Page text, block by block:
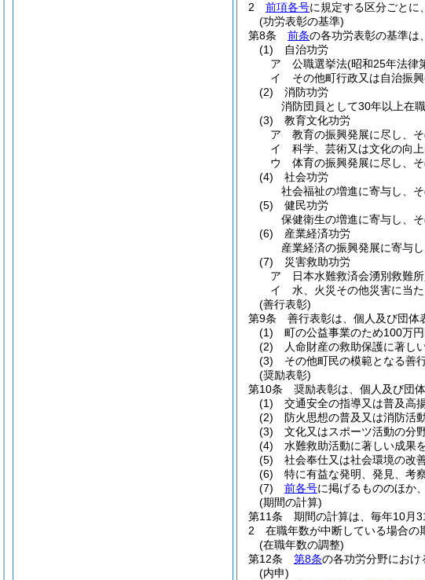
2
前項各号に規定する区分ごとに
(功労表彰の基準)
第8条
前条の各功労表彰の基準は
(1)
自治功労
ア
公職選挙法(昭和25年法律
イ
その他町行政又は自治振
(2)
消防功労
消防団員として30年以上在
(3)
教育文化功労
ア
教育の振興発展に尽し、
イ
科学、芸術又は文化の向
ウ
体育の振興発展に尽し、
(4)
社会功労
社会福祉の増進に寄与し、
(5)
健民功労
保健衛生の増進に寄与し、
(6)
産業経済功労
産業経済の振興発展に寄与
(7)
災害救助功労
ア
日本水難救済会湧別救難
イ
水、火災その他災害に当
(善行表彰)
第9条
善行表彰は、個人及び団体
(1)
町の公益事業のため100万
(2)
人命財産の救助保護に著し
(3)
その他町民の模範となる善
(奨励表彰)
第10条
奨励表彰は、個人及び団体
(1)
交通安全の指導又は普及高
(2)
防火思想の普及又は消防活
(3)
文化又はスポーツ活動の分
(4)
水難救助活動に著しい成果
(5)
社会奉仕又は社会環境の改
(6)
特に有益な発明、発見、考
(7)
前各号に掲げるもののほか
(期間の計算)
第11条
期間の計算は、毎年10月
2
在職年数が中断している場合の
(在職年数の調整)
第12条
第8条の各功労分野におけ
(内申)